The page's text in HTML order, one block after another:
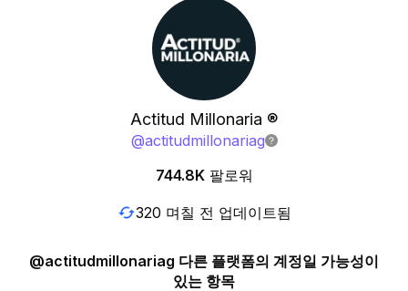
Actitud Millonaria ®
@actitudmillonariag
744.8K 팔로워
320 며칠 전 업데이트됨
@actitudmillonariag 다른 플랫폼의 계정일 가능성이
있는 항목